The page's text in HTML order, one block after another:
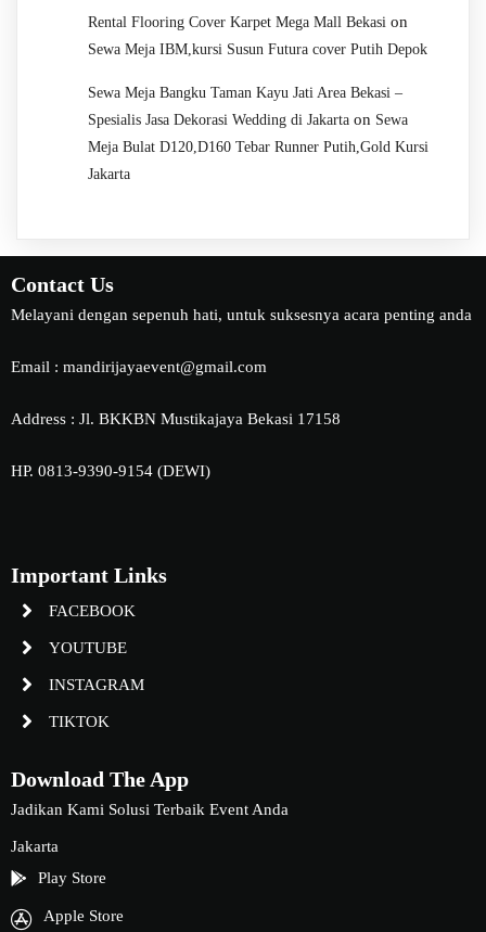
Rental Flooring Cover Karpet Mega Mall Bekasi on
Sewa Meja IBM,kursi Susun Futura cover Putih Depok
Sewa Meja Bangku Taman Kayu Jati Area Bekasi –
Spesialis Jasa Dekorasi Wedding di Jakarta on Sewa
Meja Bulat D120,D160 Tebar Runner Putih,Gold Kursi
Jakarta
Contact Us
Melayani dengan sepenuh hati, untuk suksesnya acara penting anda
Email : mandirijayaevent@gmail.com
Address : Jl. BKKBN Mustikajaya Bekasi 17158
HP. 0813-9390-9154 (DEWI)
Important Links
FACEBOOK
YOUTUBE
INSTAGRAM
TIKTOK
Download The App
Jadikan Kami Solusi Terbaik Event Anda
Jakarta
Play Store
Apple Store